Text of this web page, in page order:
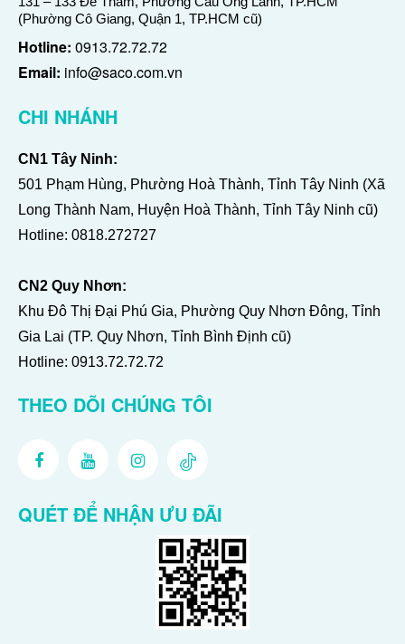
(Phường Cô Giang, Quận 1, TP.HCM cũ)
Hotline: 0913.72.72.72
Email: info@saco.com.vn
CHI NHÁNH
CN1 Tây Ninh:
501 Phạm Hùng, Phường Hoà Thành, Tỉnh Tây Ninh (Xã
Long Thành Nam, Huyện Hoà Thành, Tỉnh Tây Ninh cũ)
Hotline: 0818.272727
CN2 Quy Nhơn:
Khu Đô Thị Đại Phú Gia, Phường Quy Nhơn Đông, Tỉnh
Gia Lai (TP. Quy Nhơn, Tỉnh Bình Định cũ)
Hotline: 0913.72.72.72
THEO DÕI CHÚNG TÔI
QUÉT ĐỂ NHẬN ƯU ĐÃI